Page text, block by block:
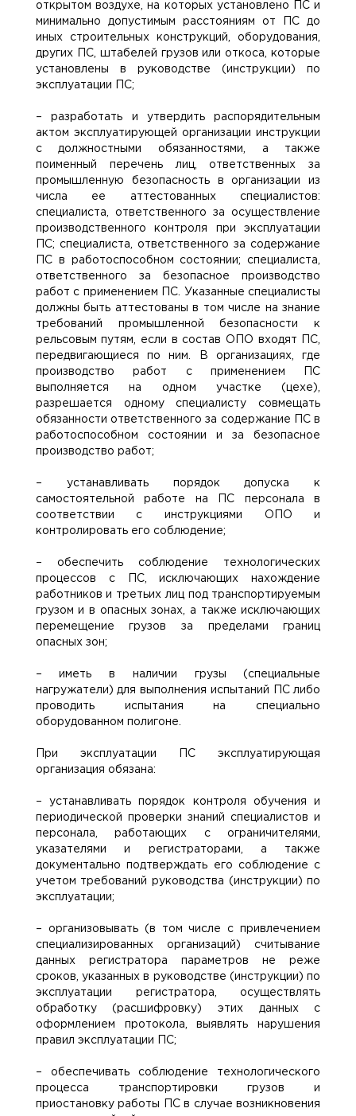
открытом воздухе, на которых установлено ПС и
минимально допустимым расстояниям от ПС до
иных строительных конструкций, оборудования,
других ПС, штабелей грузов или откоса, которые
установлены в руководстве (инструкции) по
эксплуатации ПС;
– разработать и утвердить распорядительным
актом эксплуатирующей организации инструкции
с должностными обязанностями, а также
поименный перечень лиц, ответственных за
промышленную безопасность в организации из
числа ее аттестованных специалистов:
специалиста, ответственного за осуществление
производственного контроля при эксплуатации
ПС; специалиста, ответственного за содержание
ПС в работоспособном состоянии; специалиста,
ответственного за безопасное производство
работ с применением ПС. Указанные специалисты
должны быть аттестованы в том числе на знание
требований промышленной безопасности к
рельсовым путям, если в состав ОПО входят ПС,
передвигающиеся по ним. В организациях, где
производство работ с применением ПС
выполняется на одном участке (цехе),
разрешается одному специалисту совмещать
обязанности ответственного за содержание ПС в
работоспособном состоянии и за безопасное
производство работ;
– устанавливать порядок допуска к
самостоятельной работе на ПС персонала в
соответствии с инструкциями ОПО и
контролировать его соблюдение;
– обеспечить соблюдение технологических
процессов с ПС, исключающих нахождение
работников и третьих лиц под транспортируемым
грузом и в опасных зонах, а также исключающих
перемещение грузов за пределами границ
опасных зон;
– иметь в наличии грузы (специальные
нагружатели) для выполнения испытаний ПС либо
проводить испытания на специально
оборудованном полигоне.
При эксплуатации ПС эксплуатирующая
организация обязана:
– устанавливать порядок контроля обучения и
периодической проверки знаний специалистов и
персонала, работающих с ограничителями,
указателями и регистраторами, а также
документально подтверждать его соблюдение с
учетом требований руководства (инструкции) по
эксплуатации;
– организовывать (в том числе с привлечением
специализированных организаций) считывание
данных регистратора параметров не реже
сроков, указанных в руководстве (инструкции) по
эксплуатации регистратора, осуществлять
обработку (расшифровку) этих данных с
оформлением протокола, выявлять нарушения
правил эксплуатации ПС;
– обеспечивать соблюдение технологического
процесса транспортировки грузов и
приостановку работы ПС в случае возникновения